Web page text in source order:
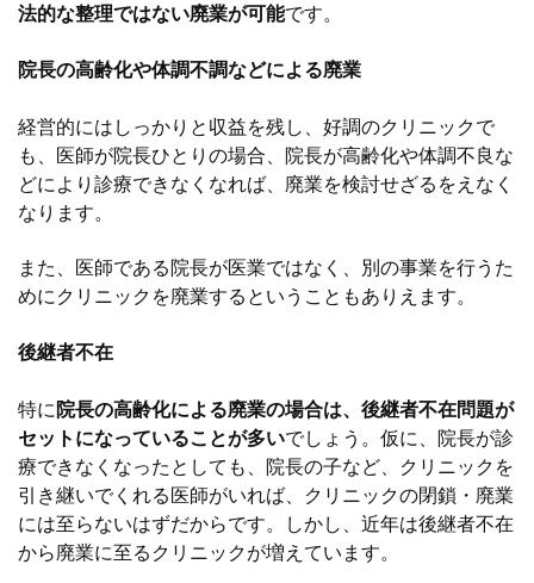
法的な整理ではない廃業が可能です。
院長の高齢化や体調不調などによる廃業
経営的にはしっかりと収益を残し、好調のクリニックで
も、医師が院長ひとりの場合、院長が高齢化や体調不良な
どにより診療できなくなれば、廃業を検討せざるをえなく
なります。
また、医師である院長が医業ではなく、別の事業を行うた
めにクリニックを廃業するということもありえます。
後継者不在
特に院長の高齢化による廃業の場合は、後継者不在問題が
セットになっていることが多いでしょう。仮に、院長が診
療できなくなったとしても、院長の子など、クリニックを
引き継いでくれる医師がいれば、クリニックの閉鎖・廃業
には至らないはずだからです。しかし、近年は後継者不在
から廃業に至るクリニックが増えています。